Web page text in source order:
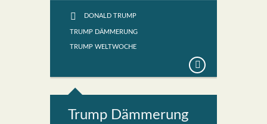
DONALD TRUMP
TRUMP DÄMMERUNG
TRUMP WELTWOCHE
Trump Däm­me­rung